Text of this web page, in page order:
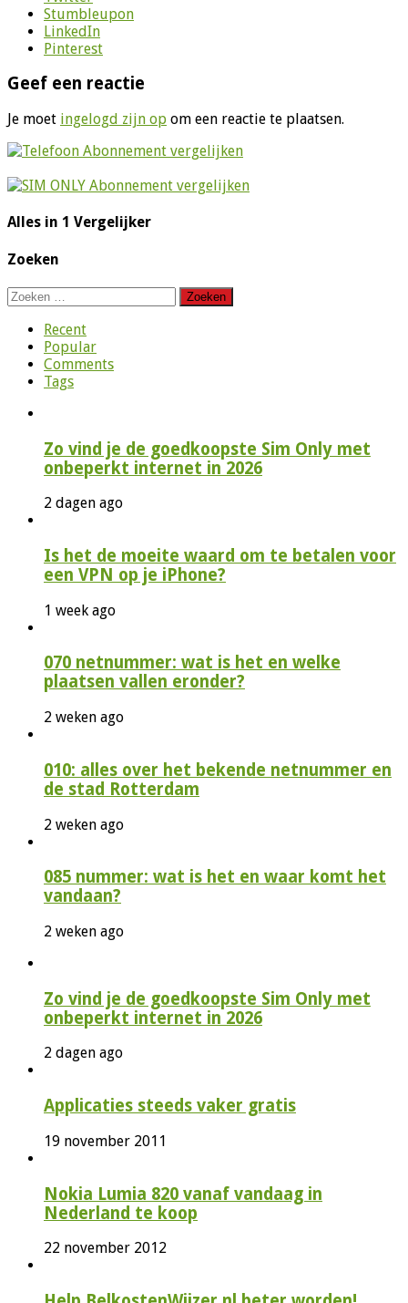
Stumbleupon
LinkedIn
Pinterest
Geef een reactie
Je moet ingelogd zijn op om een reactie te plaatsen.
Alles in 1 Vergelijker
Zoeken
Zoeken
naar:
Recent
Popular
Comments
Tags
Zo vind je de goedkoopste Sim Only met
onbeperkt internet in 2026
2 dagen ago
Is het de moeite waard om te betalen voor
een VPN op je iPhone?
1 week ago
070 netnummer: wat is het en welke
plaatsen vallen eronder?
2 weken ago
010: alles over het bekende netnummer en
de stad Rotterdam
2 weken ago
085 nummer: wat is het en waar komt het
vandaan?
2 weken ago
Zo vind je de goedkoopste Sim Only met
onbeperkt internet in 2026
2 dagen ago
Applicaties steeds vaker gratis
19 november 2011
Nokia Lumia 820 vanaf vandaag in
Nederland te koop
22 november 2012